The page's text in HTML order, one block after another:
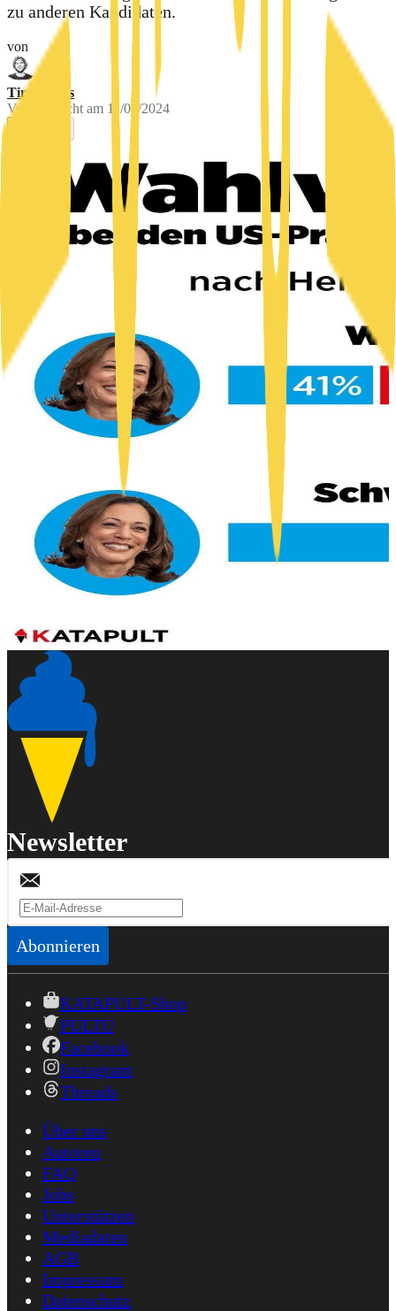
zu anderen Kandidaten.
von
Tim Ehlers
Veröffentlicht am 11/07/2024
Newsletter
Abonnieren
KATAPULT-Shop
PULTU
Facebook
Instagram
Threads
Über uns
Autoren
FAQ
Jobs
Unterstützen
Mediadaten
AGB
Impressum
Datenschutz